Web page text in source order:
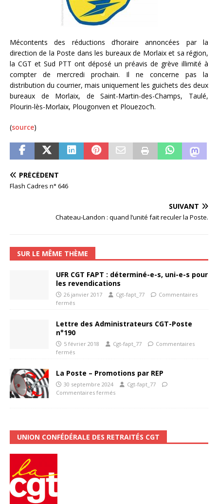
Mécontents des réductions d’horaire annoncées par la
direction de la Poste dans les bureaux de Morlaix et sa région,
la CGT et Sud PTT ont déposé un préavis de grève illimité à
compter de mercredi prochain. Il ne concerne pas la
distribution du courrier, mais uniquement les guichets des deux
bureaux de Morlaix, de Saint-Martin-des-Champs, Taulé,
Plourin-lès-Morlaix, Plougonven et Plouezoc’h.
(source)
PRÉCÉDENT
Flash Cadres n° 646
SUIVANT
Chateau-Landon : quand l’unité fait reculer la Poste.
SUR LE MÊME THÈME
UFR CGT FAPT : déterminé-e-s, uni-e-s pour
les revendications
26 janvier 2017 Cgt-fapt_77
Commentaires
fermés
Lettre des Administrateurs CGT-Poste
n°190
5 février 2018 Cgt-fapt_77
Commentaires
fermés
La Poste – Promotions par REP
30 septembre 2024
Cgt-fapt_77
Commentaires fermés
UNION CONFÉDÉRALE DES RETRAITÉS CGT